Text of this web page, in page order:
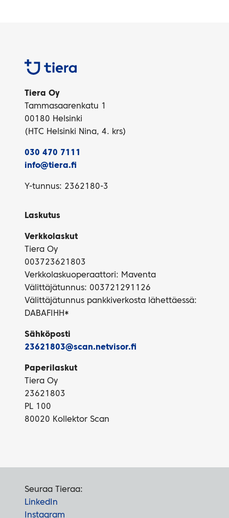
Tiera
Tiera Oy
Tammasaarenkatu 1
00180 Helsinki
(HTC Helsinki Nina, 4. krs)
030 470 7111
info@tiera.fi
Y-tunnus: 2362180-3
Laskutus
Verkkolaskut
Tiera Oy
003723621803
Verkkolaskuoperaattori: Maventa
Välittäjätunnus: 003721291126
Välittäjätunnus pankkiverkosta lähettäessä:
DABAFIHH*
Sähköposti
23621803@scan.netvisor.fi
Paperilaskut
Tiera Oy
23621803
PL 100
80020 Kollektor Scan
Seuraa Tieraa:
LinkedIn
Instagram